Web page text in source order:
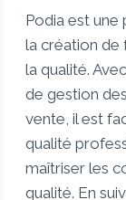
Podia est
la création de
la qualité.
de gestion
vente, il est
qualité
maîtriser les
qualité. En